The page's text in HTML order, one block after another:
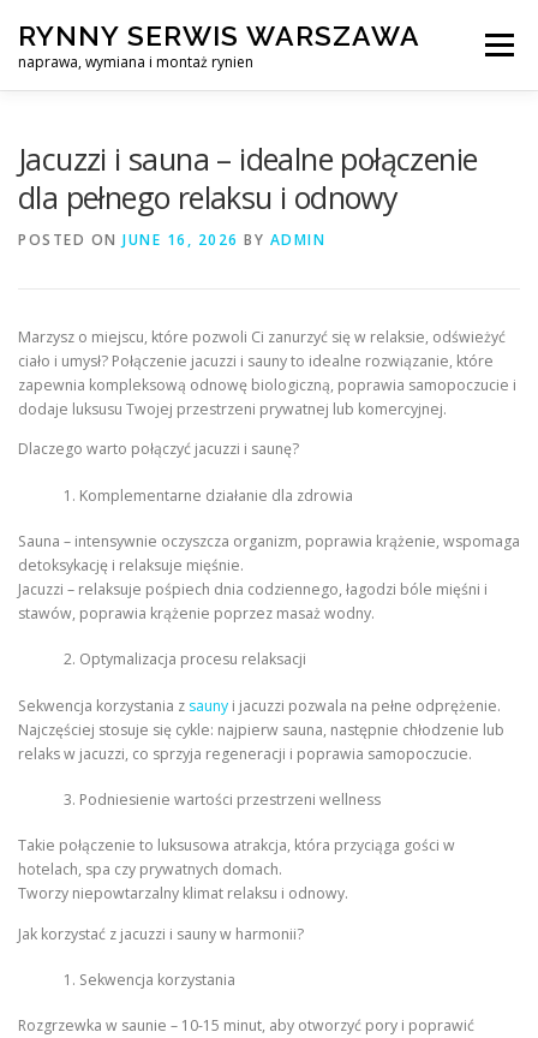
content
RYNNY SERWIS WARSZAWA
naprawa, wymiana i montaż rynien
Menu
Jacuzzi i sauna – idealne połączenie
dla pełnego relaksu i odnowy
POSTED ON JUNE 16, 2026 BY ADMIN
Marzysz o miejscu, które pozwoli Ci zanurzyć się w relaksie, odświeżyć
ciało i umysł? Połączenie jacuzzi i sauny to idealne rozwiązanie, które
zapewnia kompleksową odnowę biologiczną, poprawia samopoczucie i
dodaje luksusu Twojej przestrzeni prywatnej lub komercyjnej.
Dlaczego warto połączyć jacuzzi i saunę?
Komplementarne działanie dla zdrowia
Sauna – intensywnie oczyszcza organizm, poprawia krążenie, wspomaga
detoksykację i relaksuje mięśnie.
Jacuzzi – relaksuje pośpiech dnia codziennego, łagodzi bóle mięśni i
stawów, poprawia krążenie poprzez masaż wodny.
Optymalizacja procesu relaksacji
Sekwencja korzystania z sauny i jacuzzi pozwala na pełne odprężenie.
Najczęściej stosuje się cykle: najpierw sauna, następnie chłodzenie lub
relaks w jacuzzi, co sprzyja regeneracji i poprawia samopoczucie.
Podniesienie wartości przestrzeni wellness
Takie połączenie to luksusowa atrakcja, która przyciąga gości w
hotelach, spa czy prywatnych domach.
Tworzy niepowtarzalny klimat relaksu i odnowy.
Jak korzystać z jacuzzi i sauny w harmonii?
Sekwencja korzystania
Rozgrzewka w saunie – 10-15 minut, aby otworzyć pory i poprawić